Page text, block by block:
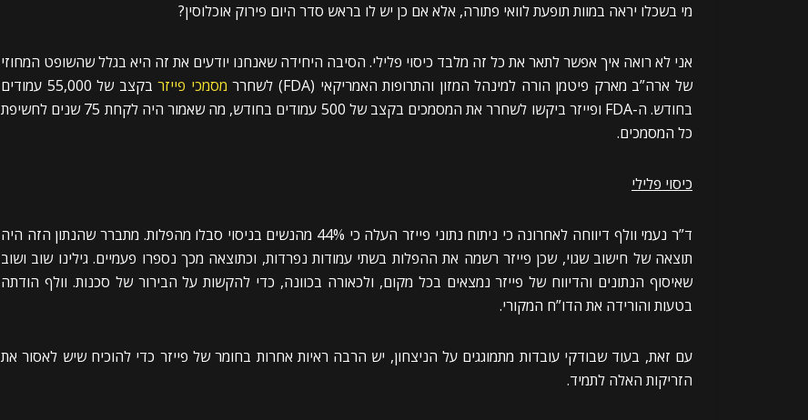
מי בשכלו יראה במוות תופעת לוואי פתורה, אלא אם כן יש לו בראש סדר היום פירוק אוכלוסין?
אני לא רואה איך אפשר לתאר את כל זה מלבד כיסוי פלילי. הסיבה היחידה שאנחנו יודעים את זה היא בגלל שהשופט המחוזי
של ארה”ב מארק פיטמן הורה למינהל המזון והתרופות האמריקאי (FDA) לשחרר
מסמכי פייזר
בקצב של 55,000 עמודים
בחודש. ה-FDA ופייזר ביקשו לשחרר את המסמכים בקצב של 500 עמודים בחודש, מה שאמור היה לקחת 75 שנים לחשיפת
כל המסמכים.
כיסוי פלילי
ד”ר נעמי וולף דיווחה לאחרונה כי ניתוח נתוני פייזר העלה כי 44% מהנשים בניסוי סבלו מהפלות. מתברר שהנתון הזה היה
תוצאה של חישוב שגוי, שכן פייזר רשמה את ההפלות בשתי עמודות נפרדות, וכתוצאה מכך נספרו פעמיים. גילינו שוב ושוב
שאיסוף הנתונים והדיווח של פייזר נמצאים בכל מקום, ולכאורה בכוונה, כדי להקשות על הבירור של סכנות. וולף הודתה
בטעות והורידה את הדו”ח המקורי.
עם זאת, בעוד שבודקי עובדות מתמוגגים על הניצחון, יש הרבה ראיות אחרות בחומר של פייזר כדי להוכיח שיש לאסור את
הזריקות האלה לתמיד.